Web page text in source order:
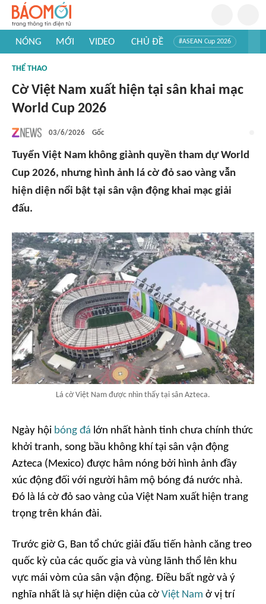
NÓNG MỚI VIDEO CHỦ ĐỀ #ASEAN Cup 2026
#Khám phá thế giới
THỂ THAO
Cờ Việt Nam xuất hiện tại sân khai mạc
World Cup 2026
03/6/2026 Gốc
Tuyển Việt Nam không giành quyền tham dự World
Cup 2026, nhưng hình ảnh lá cờ đỏ sao vàng vẫn
hiện diện nổi bật tại sân vận động khai mạc giải
đấu.
Lá cờ Việt Nam được nhìn thấy tại sân Azteca.
Ngày hội bóng đá lớn nhất hành tinh chưa chính thức
khởi tranh, song bầu không khí tại sân vận động
Azteca (Mexico) được hâm nóng bởi hình ảnh đầy
xúc động đối với người hâm mộ bóng đá nước nhà.
Đó là lá cờ đỏ sao vàng của Việt Nam xuất hiện trang
trọng trên khán đài.
Trước giờ G, Ban tổ chức giải đấu tiến hành căng treo
quốc kỳ của các quốc gia và vùng lãnh thổ lên khu
vực mái vòm của sân vận động. Điều bất ngờ và ý
nghĩa nhất là sự hiện diện của cờ Việt Nam ở vị trí